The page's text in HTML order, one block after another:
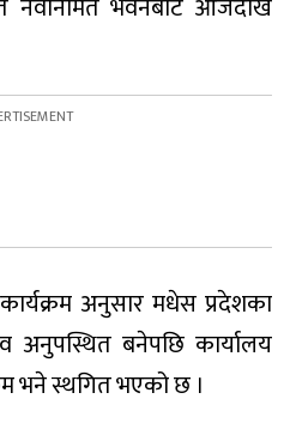
नवनिर्मित भवनबाट आजदेखि
अनुसार मधेस प्रदेशका
अनुपस्थित बनेपछि कार्यालय
भने स्थगित भएको छ ।